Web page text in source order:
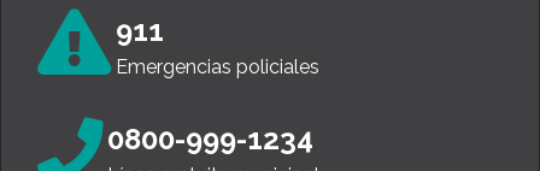
911
Emergencias policiales
0800-999-1234